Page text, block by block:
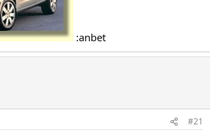
:anbet
#21